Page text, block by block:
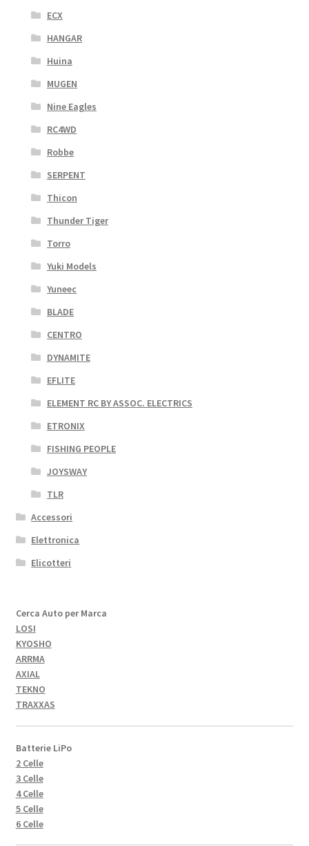
ECX
HANGAR
Huina
MUGEN
Nine Eagles
RC4WD
Robbe
SERPENT
Thicon
Thunder Tiger
Torro
Yuki Models
Yuneec
BLADE
CENTRO
DYNAMITE
EFLITE
ELEMENT RC BY ASSOC. ELECTRICS
ETRONIX
FISHING PEOPLE
JOYSWAY
TLR
Accessori
Elettronica
Elicotteri
Cerca Auto per Marca
LOSI
KYOSHO
ARRMA
AXIAL
TEKNO
TRAXXAS
Batterie LiPo
2 Celle
3 Celle
4 Celle
5 Celle
6 Celle